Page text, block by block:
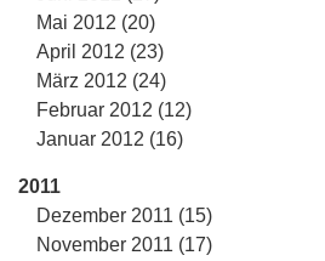
Mai 2012 (20)
April 2012 (23)
März 2012 (24)
Februar 2012 (12)
Januar 2012 (16)
2011
Dezember 2011 (15)
November 2011 (17)